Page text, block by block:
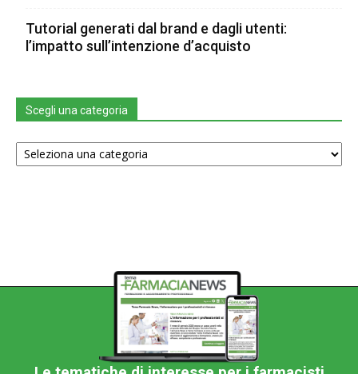
Tutorial generati dal brand e dagli utenti:
l’impatto sull’intenzione d’acquisto
Scegli una categoria
Scegli
una